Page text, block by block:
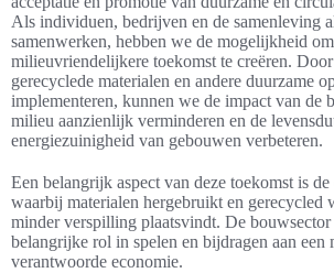
Als individuen, bedrijven en de samenleving
samenwerken, hebben we de mogelijkheid
milieuvriendelijkere toekomst te creëren.
gerecyclede materialen en andere duurzame
implementeren, kunnen we de impact van de
milieu aanzienlijk verminderen en de
energiezuinigheid van gebouwen verbeteren.
Een belangrijk aspect van deze toekomst is
waarbij materialen hergebruikt en gerecycled
minder verspilling plaatsvindt. De bouwsector
belangrijke rol in spelen en bijdragen aan een
verantwoorde economie.